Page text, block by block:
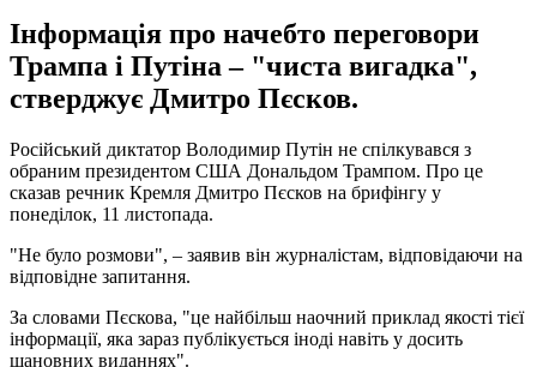
Інформація про начебто переговори
Трампа і Путіна – "чиста вигадка",
стверджує Дмитро Пєсков.
Російський диктатор Володимир Путін не спілкувався з
обраним президентом США Дональдом Трампом. Про це
сказав речник Кремля Дмитро Пєсков на брифінгу у
понеділок, 11 листопада.
"Не було розмови", – заявив він журналістам, відповідаючи на
відповідне запитання.
За словами Пєскова, "це найбільш наочний приклад якості тієї
інформації, яка зараз публікується іноді навіть у досить
шановних виданнях".